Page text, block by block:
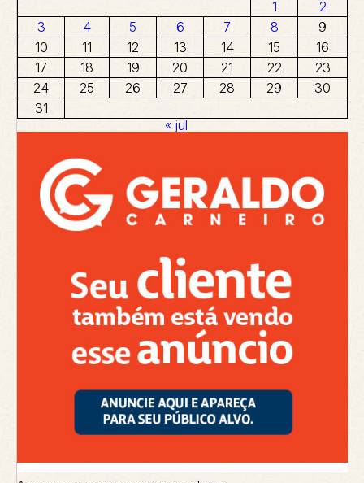
1
2
3
4 5 6 7 8
9
10
11 12 13 14 15
16
17
18 19 20 21 22
23
24
25 26 27 28 29
30
31
« jul